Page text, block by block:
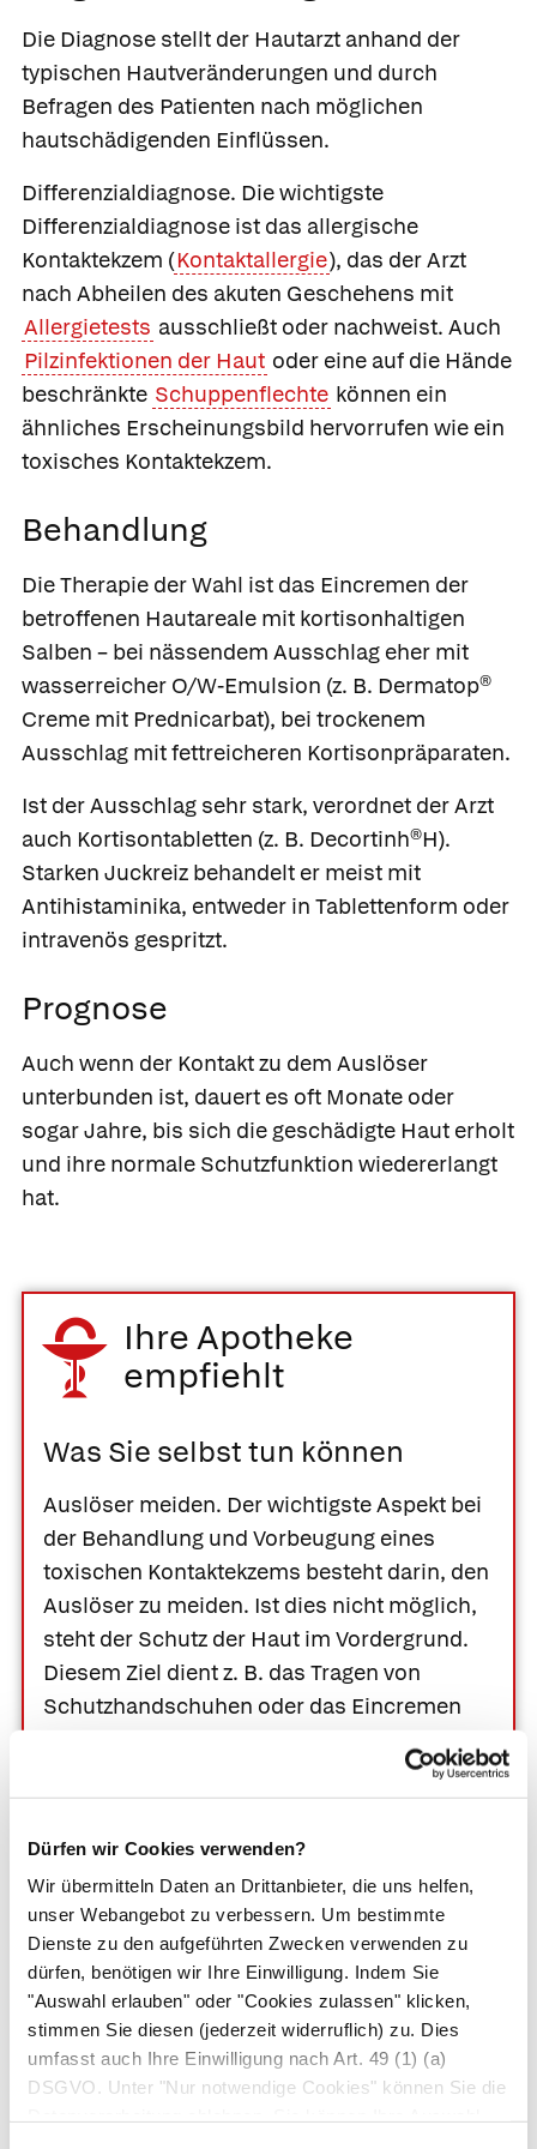
Dürfen wir Cookies verwenden?
Wir übermitteln Daten an Drittanbieter, die uns helfen,
unser Webangebot zu verbessern. Um bestimmte
Dienste zu den aufgeführten Zwecken verwenden zu
dürfen, benötigen wir Ihre Einwilligung. Indem Sie
"Auswahl erlauben" oder "Cookies zulassen" klicken,
stimmen Sie diesen (jederzeit widerruflich) zu. Dies
umfasst auch Ihre Einwilligung nach Art. 49 (1) (a)
DSGVO. Unter "Nur notwendige Cookies" können Sie die
Die Diagnose stellt der Hautarzt anhand der
typischen Hautveränderungen und durch
Befragen des Patienten nach möglichen
hautschädigenden Einflüssen.
Differenzialdiagnose. Die wichtigste
Differenzialdiagnose ist das allergische
Kontaktekzem (Kontaktallergie), das der Arzt
nach Abheilen des akuten Geschehens mit
Allergietests ausschließt oder nachweist. Auch
Pilzinfektionen der Haut oder eine auf die Hände
beschränkte Schuppenflechte können ein
ähnliches Erscheinungsbild hervorrufen wie ein
toxisches Kontaktekzem.
Behandlung
Die Therapie der Wahl ist das Eincremen der
betroffenen Hautareale mit kortisonhaltigen
Salben – bei nässendem Ausschlag eher mit
wasserreicher O/W-Emulsion (z. B. Dermatop®
Creme mit Prednicarbat), bei trockenem
Ausschlag mit fettreicheren Kortisonpräparaten.
Ist der Ausschlag sehr stark, verordnet der Arzt
auch Kortisontabletten (z. B. Decortinh®H).
Starken Juckreiz behandelt er meist mit
Antihistaminika, entweder in Tablettenform oder
intravenös gespritzt.
Prognose
Auch wenn der Kontakt zu dem Auslöser
unterbunden ist, dauert es oft Monate oder
sogar Jahre, bis sich die geschädigte Haut erholt
und ihre normale Schutzfunktion wiedererlangt
hat.
Ihre Apotheke
empfiehlt
Was Sie selbst tun können
Auslöser meiden. Der wichtigste Aspekt bei
der Behandlung und Vorbeugung eines
toxischen Kontaktekzems besteht darin, den
Auslöser zu meiden. Ist dies nicht möglich,
steht der Schutz der Haut im Vordergrund.
Diesem Ziel dient z. B. das Tragen von
Schutzhandschuhen oder das Eincremen
Hautbarriere wieder aufbauen. Um die
wiederherzustellen, benötigt die gestresste
Haut intensive Pflegemaßnahmen:
Verzichten Sie beim Waschen auf Seifen
und andere Waschmittel, reinigen Sie Ihre
Haut mit Öl-haltigen Bädern (z. B. Linola
Fett Ölbad).
Cremen Sie sich nach dem Waschen mit
rückfettenden Cremes ein (z. B.Excipial®